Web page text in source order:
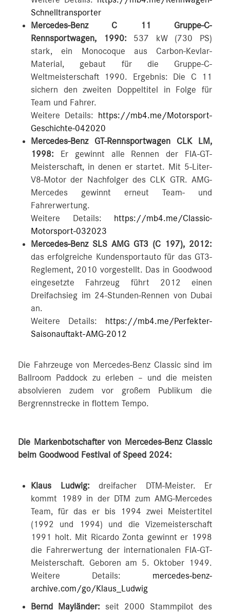
Schnelltransporter
Mercedes-Benz C 11 Gruppe-C-
Rennsportwagen, 1990: 537 kW (730 PS)
stark, ein Monocoque aus Carbon-Kevlar-
Material, gebaut für die Gruppe-C-
Weltmeisterschaft 1990. Ergebnis: Die C 11
sichern den zweiten Doppeltitel in Folge für
Team und Fahrer.
Weitere Details:
https://mb4.me/Motorsport-
Geschichte-042020
Mercedes-Benz GT-Rennsportwagen CLK LM,
1998: Er gewinnt alle Rennen der FIA-GT-
Meisterschaft, in denen er startet. Mit 5-Liter-
V8-Motor der Nachfolger des CLK GTR. AMG-
Mercedes gewinnt erneut Team- und
Fahrerwertung.
Weitere Details:
https://mb4.me/Classic-
Motorsport-032023
Mercedes-Benz SLS AMG GT3 (C 197), 2012:
das erfolgreiche Kundensportauto für das GT3-
Reglement, 2010 vorgestellt. Das in Goodwood
eingesetzte Fahrzeug führt 2012 einen
Dreifachsieg im 24-Stunden-Rennen von Dubai
an.
Weitere Details:
https://mb4.me/Perfekter-
Saisonauftakt-AMG-2012
Die Fahrzeuge von Mercedes-Benz Classic sind im
Ballroom Paddock zu erleben – und die meisten
absolvieren zudem vor großem Publikum die
Bergrennstrecke in flottem Tempo.
Die Markenbotschafter von Mercedes-Benz Classic
beim Goodwood Festival of Speed 2024:
Klaus Ludwig: dreifacher DTM-Meister. Er
kommt 1989 in der DTM zum AMG-Mercedes
Team, für das er bis 1994 zwei Meistertitel
(1992 und 1994) und die Vizemeisterschaft
1991 holt. Mit Ricardo Zonta gewinnt er 1998
die Fahrerwertung der internationalen FIA-GT-
Meisterschaft. Geboren am 5. Oktober 1949.
Weitere Details: mercedes-benz-
archive.com/go/Klaus_Ludwig
Bernd Mayländer: seit 2000 Stammpilot des